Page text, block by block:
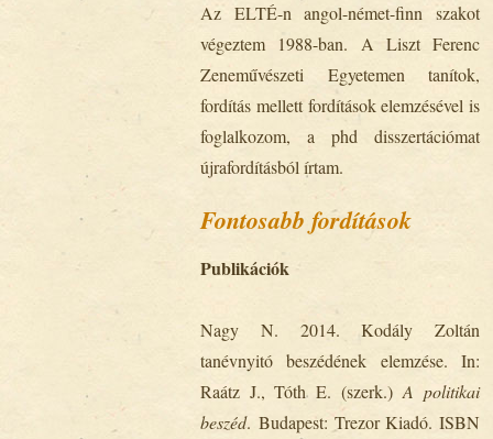
Az ELTÉ-n angol-német-finn szakot
végeztem 1988-ban. A Liszt Ferenc
Zeneművészeti Egyetemen tanítok,
fordítás mellett fordítások elemzésével is
foglalkozom, a phd disszertációmat
újrafordításból írtam.
Fontosabb fordítások
Publikációk
Nagy N. 2014. Kodály Zoltán
tanévnyitó beszédének elemzése. In:
Raátz J., Tóth E. (szerk.)A politikai
beszéd. Budapest: Trezor Kiadó. ISBN